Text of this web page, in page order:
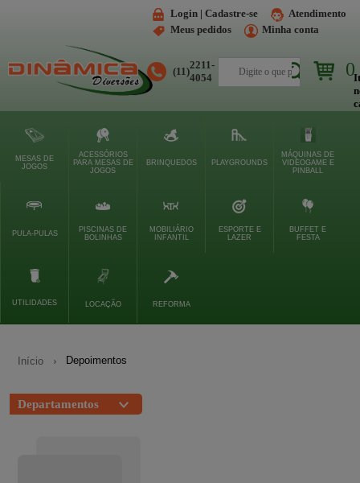
Login | Cadastre-se
Atendimento
Meus pedidos
Minha conta
(11)
2211-
4054
Buscar 0
MESAS DE
JOGOS
ACESSÓRIOS
PARA MESAS DE
JOGOS
BRINQUEDOS PLAYGROUNDS
MÁQUINAS DE
VIDEOGAME E
PINBALL
PULA-PULAS
PISCINAS DE
BOLINHAS
MOBILIÁRIO
INFANTIL
ESPORTE E
LAZER
BUFFET E
FESTA
UTILIDADES LOCAÇÃO REFORMA
Início Depoimentos
Departamentos